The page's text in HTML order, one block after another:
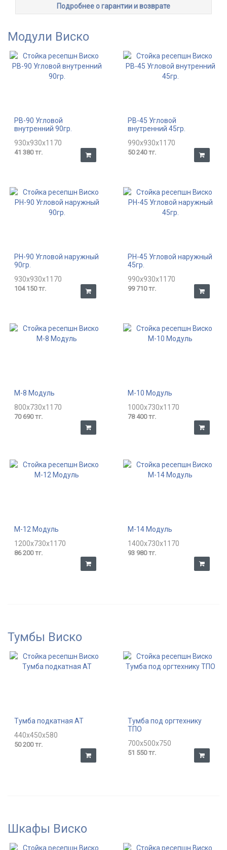
Подробнее о гарантии и возврате
Модули Виско
РВ-90 Угловой
внутренний 90гр.
930x930x1170
41 380 тг.
РВ-45 Угловой
внутренний 45гр.
990x930x1170
50 240 тг.
РН-90 Угловой наружный
90гр.
930x930x1170
104 150 тг.
РН-45 Угловой наружный
45гр.
990x930x1170
99 710 тг.
М-8 Модуль
800x730x1170
70 690 тг.
М-10 Модуль
1000x730x1170
78 400 тг.
М-12 Модуль
1200x730x1170
86 200 тг.
М-14 Модуль
1400x730x1170
93 980 тг.
Тумбы Виско
Тумба подкатная АТ
440x450x580
50 200 тг.
Тумба под оргтехнику
ТПО
700x500x750
51 550 тг.
Шкафы Виско